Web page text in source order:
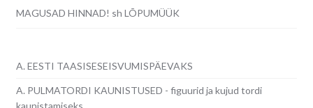
MAGUSAD HINNAD! sh LÕPUMÜÜK
A. EESTI TAASISESEISVUMISPÄEVAKS
A. PULMATORDI KAUNISTUSED - figuurid ja kujud tordi
kaunistamiseks